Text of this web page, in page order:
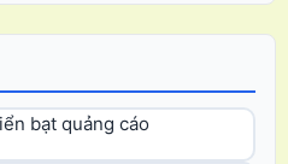
bạt quảng cáo